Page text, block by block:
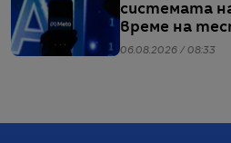
системата
време на
06.08.2026 / 08:33